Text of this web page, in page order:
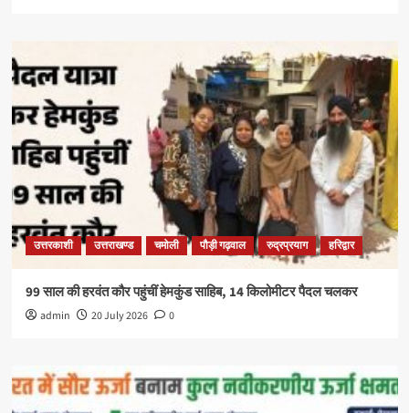
उत्तरकाशी उत्तराखण्ड चमोली पौड़ी गढ़वाल रुद्रप्रयाग हरिद्वार
99 साल की हरवंत कौर पहुंचीं हेमकुंड साहिब, 14 किलोमीटर पैदल चलकर
admin 20 July 2026 0